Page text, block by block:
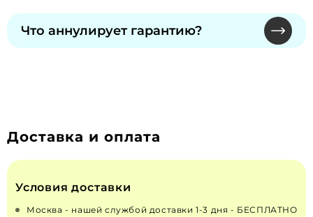
сохраняется при официальном ТО.
невозможны по законодательству РФ "О
ЗАЩИТЕ ПРАВ ПОТРЕБИТЕЛЕЙ" от 07.02.1992 N
Что аннулирует гарантию?
Доставка и оплата
Условия доставки
Москва - нашей службой доставки 1-3 дня - БЕСПЛАТНО